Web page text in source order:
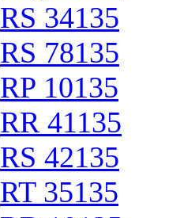
RS 34135
RS 78135
RP 10135
RR 41135
RS 42135
RT 35135